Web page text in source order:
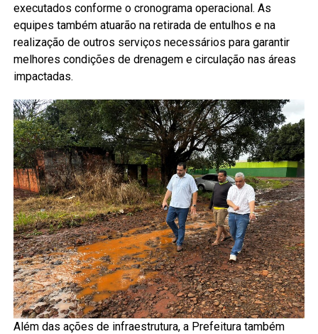
executados conforme o cronograma operacional. As
equipes também atuarão na retirada de entulhos e na
realização de outros serviços necessários para garantir
melhores condições de drenagem e circulação nas áreas
impactadas.
Além das ações de infraestrutura, a Prefeitura também